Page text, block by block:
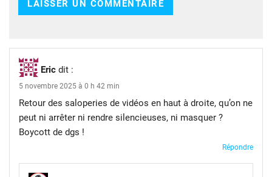
Eric dit :
5 novembre 2025 à 0 h 42 min
Retour des saloperies de vidéos en haut à droite, qu’on ne
peut ni arrêter ni rendre silencieuses, ni masquer ?
Boycott de dgs !
Répondre